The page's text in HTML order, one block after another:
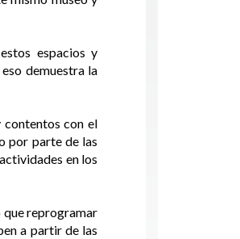
espacios y
demuestra la
contentos con el
por parte de las
en los
que reprogramar
a partir de las